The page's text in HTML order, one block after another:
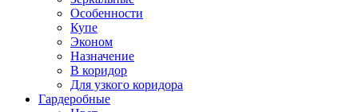
Особенности
Купе
Эконом
Назначение
В коридор
Для узкого коридора
Гардеробные